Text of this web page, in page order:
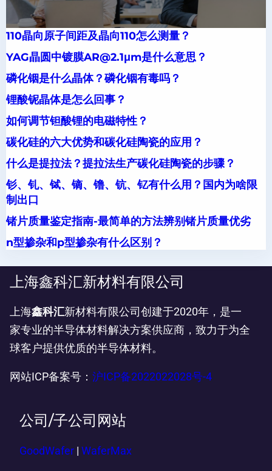
110晶向原子间距及晶向110怎么测量？
YAG晶圆中镀膜AR@2.1μm是什么意思？
磷化铟是什么晶体？磷化铟有毒吗？
锂酸铌晶体是怎么回事？
如何调节钽酸锂的电磁特性？
碳化硅的六大优势和碳化硅陶瓷的应用？
什么是提拉法？提拉法生产碳化硅陶瓷的步骤？
钐、钆、铽、镝、镥、钪、钇有什么用？国内为啥限
制出口
锗片质量鉴定指南-最简单的方法辨别锗片质量优劣
n型掺杂和p型掺杂有什么区别？
上海鑫科汇新材料有限公司
上海鑫科汇新材料有限公司创建于2020年，是一
家专业的半导体材料解决方案供应商，致力于为全
球客户提供优质的半导体材料。
网站ICP备案号： 沪ICP备2022022028号-4
公司/子公司网站
GoodWafer WaferMax